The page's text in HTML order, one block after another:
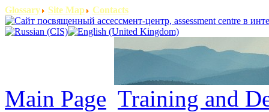
Glossary Site Map Contacts
Main Page Training and